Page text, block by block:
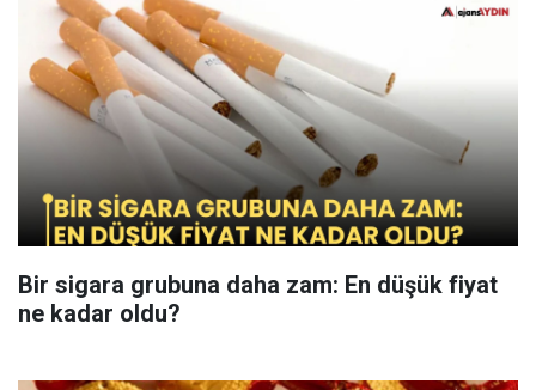
Bir sigara grubuna daha zam: En düşük fiyat
ne kadar oldu?